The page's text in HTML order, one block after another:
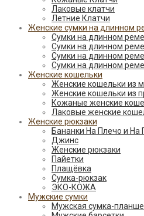
Лаковые клатчи
Летние Клатчи
Женские сумки на длинном
Сумки на длинном
Сумки на длинном
Сумки на длинном
Сумки на длинном
Женские кошельки
Женские кошельки из
Женские кошельки из
Кожаные женские
Лаковые женские
Женские рюкзаки
Бананки На Плечо и На
Джинс
Женские рюкзаки
Пайетки
Плащёвка
Сумка-рюкзак
ЭКО-КОЖА
Мужские сумки
Мужская сумка-